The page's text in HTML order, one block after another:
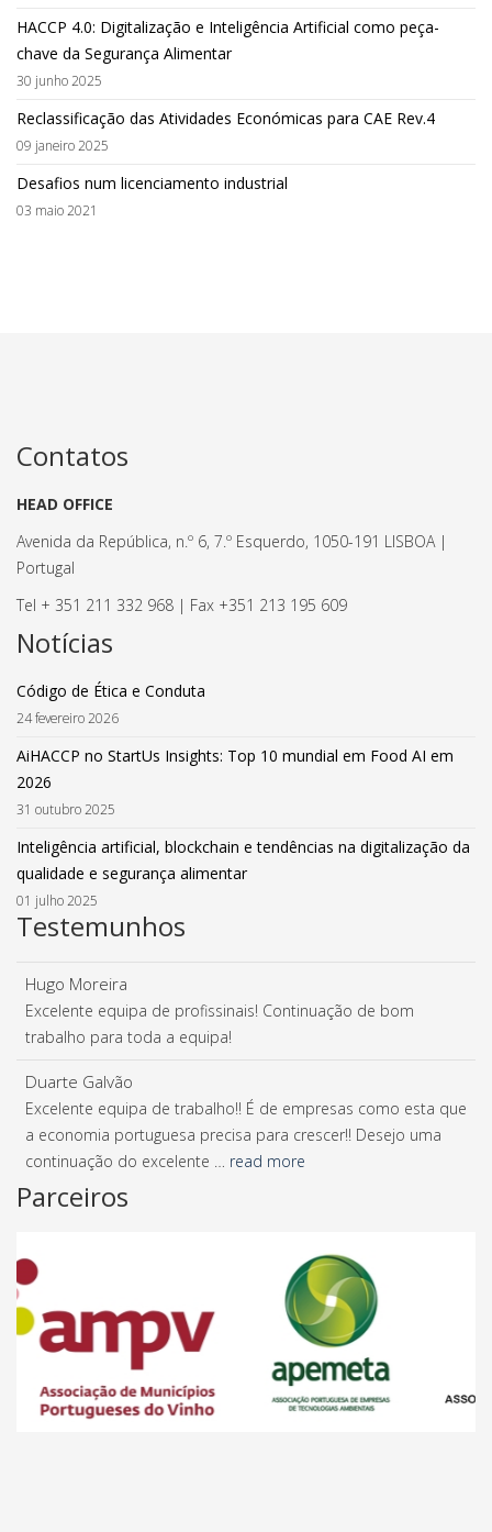
HACCP 4.0: Digitalização e Inteligência Artificial como peça-
chave da Segurança Alimentar
30 junho 2025
Reclassificação das Atividades Económicas para CAE Rev.4
09 janeiro 2025
Desafios num licenciamento industrial
03 maio 2021
Contatos
HEAD OFFICE
Avenida da República, n.º 6, 7.º Esquerdo, 1050-191 LISBOA |
Portugal
Tel + 351 211 332 968 | Fax +351 213 195 609
Notícias
Código de Ética e Conduta
24 fevereiro 2026
AiHACCP no StartUs Insights: Top 10 mundial em Food AI em
2026
31 outubro 2025
Inteligência artificial, blockchain e tendências na digitalização da
qualidade e segurança alimentar
01 julho 2025
Testemunhos
Hugo Moreira
Excelente equipa de profissinais! Continuação de bom
trabalho para toda a equipa!
Duarte Galvão
Excelente equipa de trabalho!! É de empresas como esta que
a economia portuguesa precisa para crescer!! Desejo uma
continuação do excelente … read more
Parceiros